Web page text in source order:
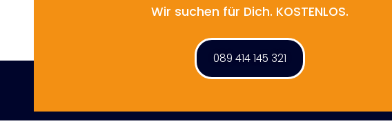
Wir suchen für Dich. KOSTENLOS.
089 414 145 321